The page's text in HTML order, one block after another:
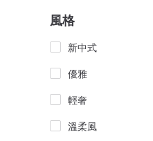
風格
新中式
優雅
輕奢
溫柔風